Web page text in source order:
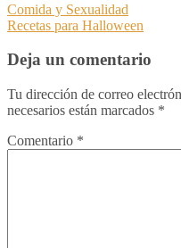
Comida y Sexualidad
Recetas para Halloween
Deja un comentario
Tu dirección de correo
necesarios están marcados *
Comentario *